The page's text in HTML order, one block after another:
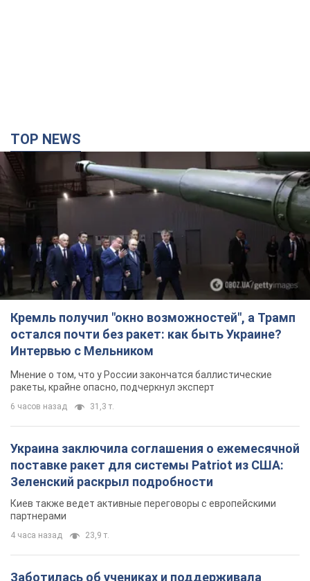
Кремль получил "окно возможностей", а Трамп
остался почти без ракет: как быть Украине?
Интервью с Мельником
Мнение о том, что у России закончатся баллистические
ракеты, крайне опасно, подчеркнул эксперт
6 часов назад 31,3 т.
Украина заключила соглашения о ежемесячной
поставке ракет для системы Patriot из США:
Зеленский раскрыл подробности
партнерами
учителей: в результате удара РФ по Киевской
области погибли директор киевского лицея, её
муж и внук
5 часов назад